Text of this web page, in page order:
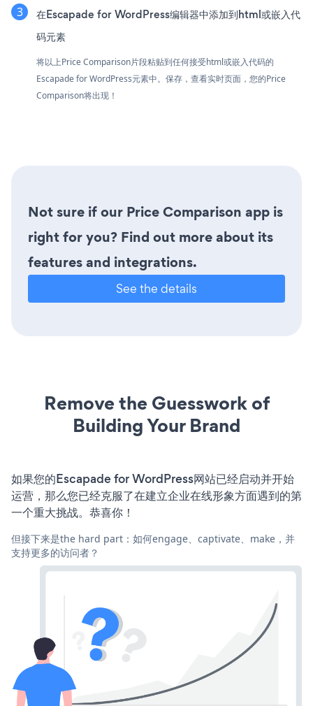
在Escapade for WordPress编辑器中添加到html或嵌入代
码元素
将以上Price Comparison片段粘贴到任何接受html或嵌入代码的
Escapade for WordPress元素中。保存，查看实时页面，您的Price
Comparison将出现！
Not sure if our Price Comparison app is
right for you? Find out more about its
features and integrations.
See the details
Remove the Guesswork of
Building Your Brand
如果您的Escapade for WordPress网站已经启动并开始
运营，那么您已经克服了在建立企业在线形象方面遇到的第
一个重大挑战。恭喜你！
但接下来是the hard part：如何engage、captivate、make，并
支持更多的访问者？